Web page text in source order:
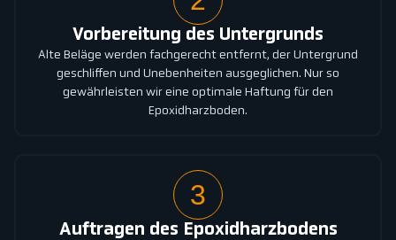
Vorbereitung des Untergrunds
Alte Beläge werden fachgerecht entfernt, der Untergrund
geschliffen und Unebenheiten ausgeglichen. Nur so
gewährleisten wir eine optimale Haftung für den
Epoxidharzboden.
3
Auftragen des Epoxidharzbodens